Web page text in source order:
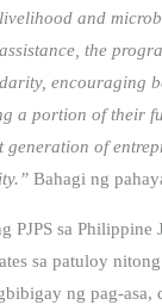
and
the
encouraging
a portion of their
generation of
Bahagi ng
PJPS sa Philippine
sa patuloy
ng pag-asa,